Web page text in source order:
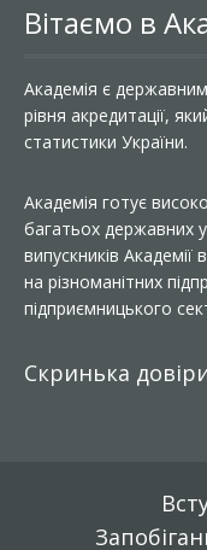
Вітаємо в
Академія є
рівня акредитації,
статистики України.
Академія готує
багатьох державних
випускників
на різноманітних
підприємницького
Скринька